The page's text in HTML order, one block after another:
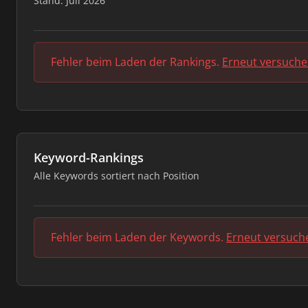
Fehler beim Laden der Rankings. Erneut
Keyword-Rankings
Alle Keywords sortiert nach Position
Fehler beim Laden der Keywords. Erneut